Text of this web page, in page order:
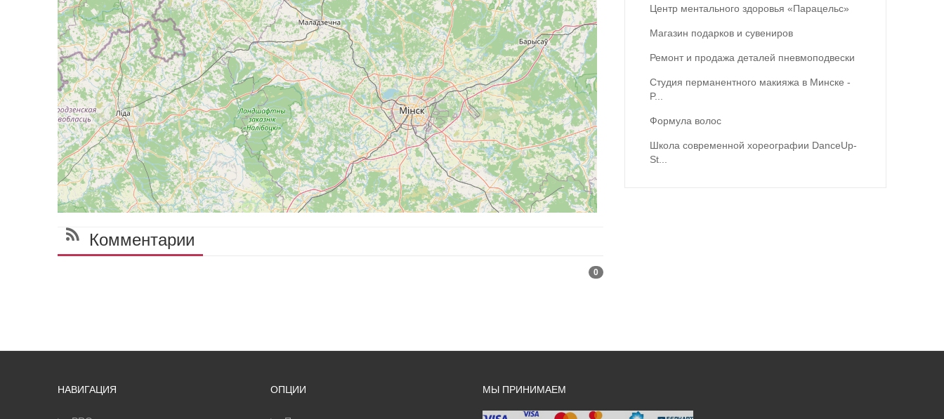
Комментарии
0
Центр ментального здоровья «Парацельс»
Магазин подарков и сувениров
Ремонт и продажа деталей пневмоподвески
Студия перманентного макияжа в Минске -
P...
Формула волос
Школа современной хореографии DanceUp-
St...
НАВИГАЦИЯ ОПЦИИ МЫ ПРИНИМАЕМ